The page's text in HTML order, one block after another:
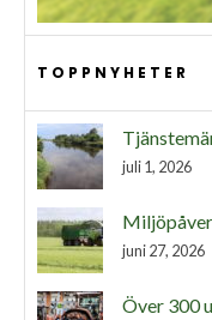
TOPPNYHETER
juli 1, 2026
juni 27, 2026
Över 300